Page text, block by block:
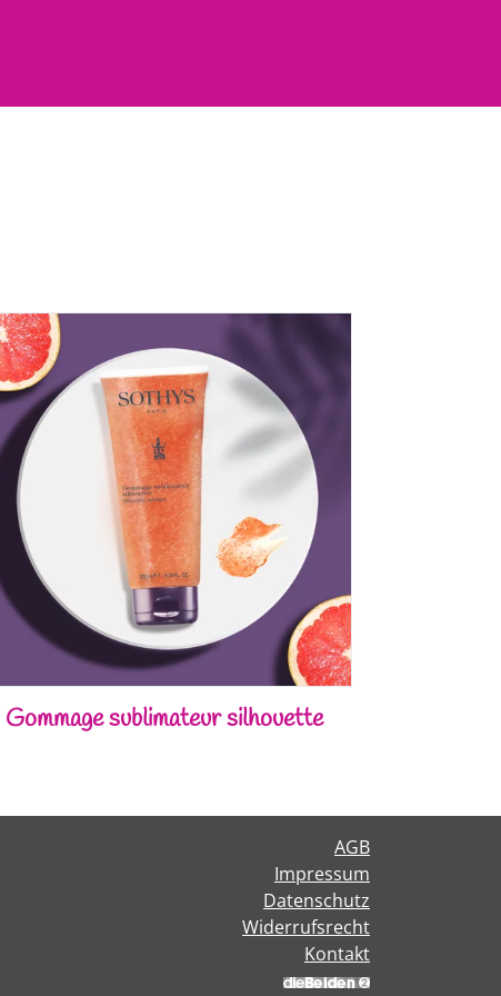
Gommage sublimateur silhouette
AGB
Impressum
Datenschutz
Widerrufsrecht
Kontakt